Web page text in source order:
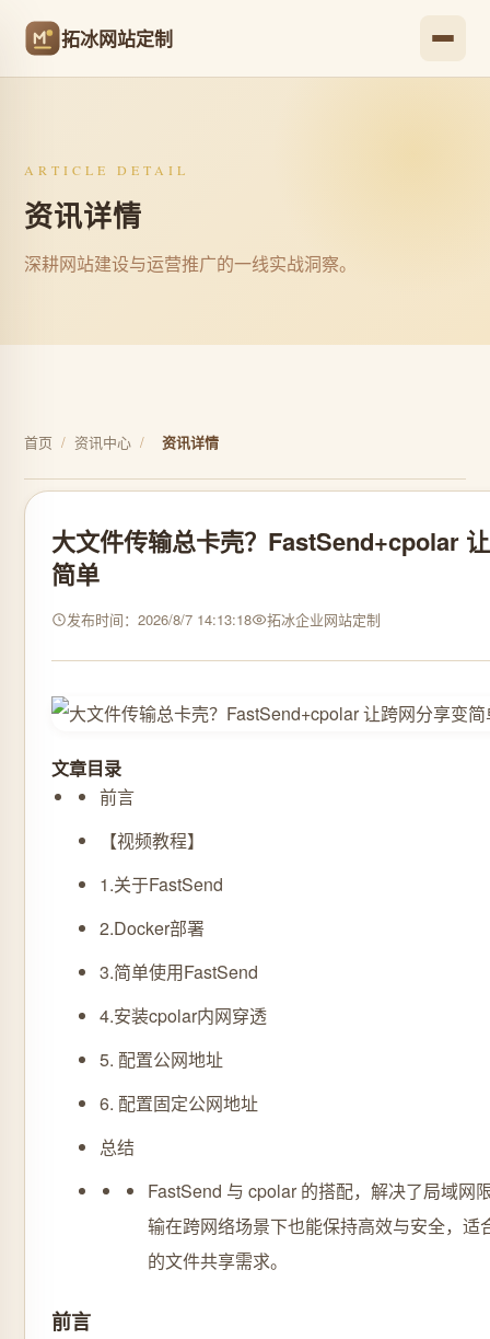
拓冰网站定制
ARTICLE DETAIL
资讯详情
深耕网站建设与运营推广的一线实战洞察。
首页 / 资讯中心 / 资讯详情
大文件传输总卡壳？FastSend+cpolar
简单
发布时间：2026/8/7 14:13:18 拓冰企业网站定制
文章目录
前言
【视频教程】
1.关于FastSend
2.Docker部署
3.简单使用FastSend
4.安装cpolar内网穿透
5. 配置公网地址
6. 配置固定公网地址
总结
FastSend 与 cpolar 的搭配，解决了局域网
输在跨网络场景下也能保持高效与安全，适
的文件共享需求。
前言